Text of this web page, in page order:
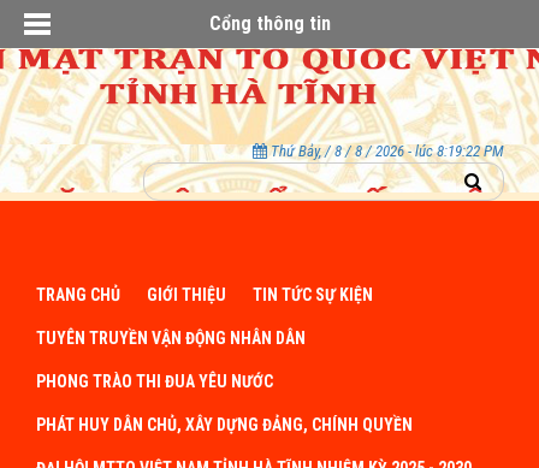
Cổng thông tin
Thứ Bảy, / 8 / 8 / 2026 - lúc 8:19:23 PM
TRANG CHỦ GIỚI THIỆU TIN TỨC SỰ KIỆN
TUYÊN TRUYỀN VẬN ĐỘNG NHÂN DÂN
PHONG TRÀO THI ĐUA YÊU NƯỚC
PHÁT HUY DÂN CHỦ, XÂY DỰNG ĐẢNG, CHÍNH QUYỀN